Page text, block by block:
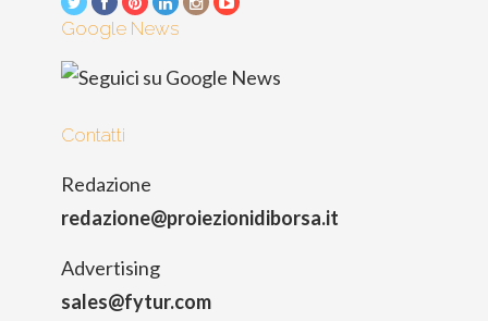
Google News
Contatti
Redazione
redazione@proiezionidiborsa.it
Advertising
sales@fytur.com